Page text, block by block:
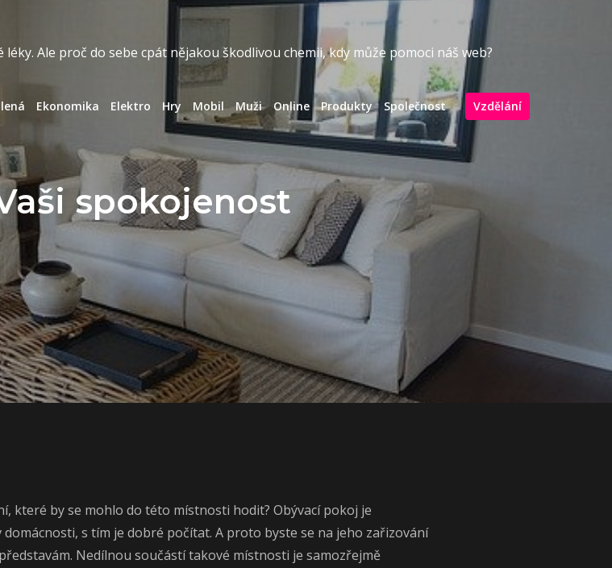
Ale proč do sebe cpát nějakou škodlivou chemii, kdy může pomoci náš web?
Ekonomika Elektro Hry Mobil Muži Online Produkty Společnost Vzdělání
spokojenost
které by se mohlo do této místnosti hodit? Obývací pokoj je
s tím je dobré počítat. A proto byste se na jeho zařizování
Nedílnou součástí takové místnosti je samozřejmě